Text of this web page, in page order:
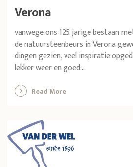
Verona
vanwege ons 125 jarige bestaan
de natuursteenbeurs in Verona
dingen gezien, veel inspiratie
lekker weer en goed...
Read More